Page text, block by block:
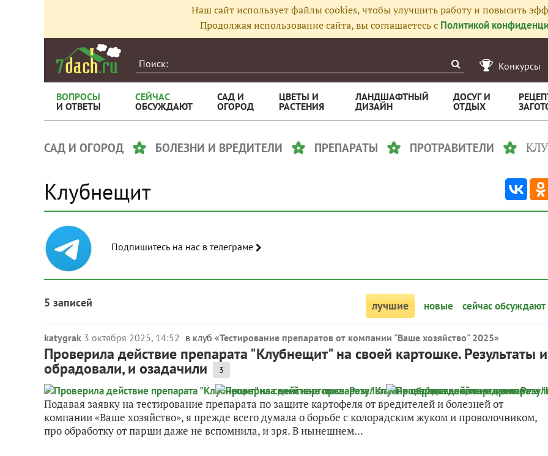
Наш сайт использует файлы cookies, чтобы улучшить работу и повысить
Продолжая использование сайта, вы соглашаетесь с Политикой
Конкурсы
ВОПРОСЫ
И ОТВЕТЫ
СЕЙЧАС
ОБСУЖДАЮТ
САД И
ОГОРОД
ЦВЕТЫ И
РАСТЕНИЯ
ЛАНДШАФТНЫЙ
ДИЗАЙН
ДОСУГ И
ОТДЫХ
САД И ОГОРОД БОЛЕЗНИ И ВРЕДИТЕЛИ ПРЕПАРАТЫ ПРОТРАВИТЕЛИ
Клубнещит
Подпишитесь на нас в телеграме
5 записей лучшие новые сейчас обсуждают
katygrak 3 октября 2025, 14:52 в клуб «Тестирование препаратов от компании "Ваше хозяйство" 2025»
Проверила действие препарата "Клубнещит" на своей картошке. Результаты и
обрадовали, и озадачили 3
Подавая заявку на тестирование препарата по защите картофеля от вредителей и болезней от
компании «Ваше хозяйство», я прежде всего думала о борьбе с колорадским жуком и проволочником,
про обработку от парши даже не вспомнила, и зря. В нынешнем...